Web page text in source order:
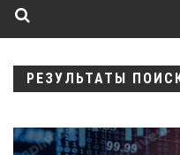
РЕЗУЛЬТАТЫ